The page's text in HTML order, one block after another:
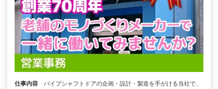
仕事内容
パイプシャフトドアの企画・設計・製造を手がける当社で、